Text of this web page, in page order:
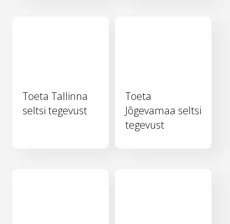
Toeta Tallinna
seltsi tegevust
Toeta
Jõgevamaa seltsi
tegevust